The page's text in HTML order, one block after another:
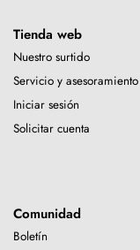
Tienda web
Nuestro surtido
Servicio y asesoramiento
Iniciar sesión
Solicitar cuenta
Comunidad
Boletín